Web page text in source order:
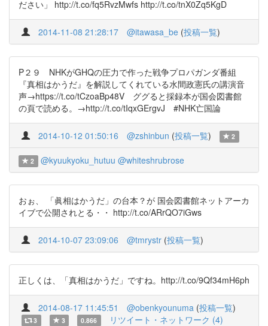
ださい」 http://t.co/fq5RvzMwfs http://t.co/tnX0Zq5KgD
2014-11-08 21:28:17 @itawasa_be (投稿一覧)
P２９ NHKがGHQの圧力で作った戦争プロパガンダ番組
『真相はかうだ』を解説してくれている水間政憲氏の講演音
声→https://t.co/tCzoaBp48V ググると採録本が国会図書館
の頁で読める。→http://t.co/tIqxGErgvJ #NHK亡国論
2014-10-12 01:50:16 @zshinbun (投稿一覧) 2
2 @kyuukyoku_hutuu @whiteshrubrose
おぉ、 「眞相はかうだ」の台本？が 国会図書館ネットアーカ
イブで公開されとる・・ http://t.co/ARrQO7iGws
2014-10-07 23:09:06 @tmrystr (投稿一覧)
正しくは、「真相はかうだ」ですね。http://t.co/9Qf34mH6ph
2014-08-17 11:45:51 @obenkyounuma (投稿一覧)
3 3 0.866 リツイート・ネットワーク (4)